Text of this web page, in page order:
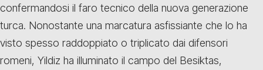
confermandosi il faro tecnico della nuova generazione
turca. Nonostante una marcatura asfissiante che lo ha
visto spesso raddoppiato o triplicato dai difensori
romeni, Yildiz ha illuminato il campo del Besiktas,